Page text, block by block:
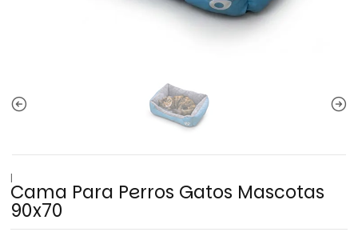
|
Cama Para Perros Gatos Mascotas
90x70